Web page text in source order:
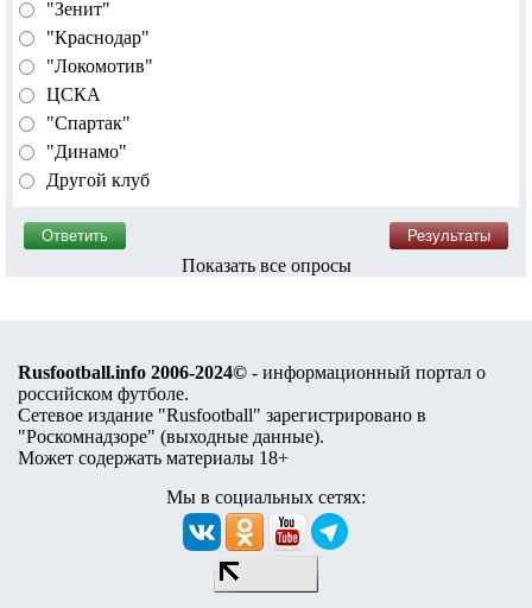
"Зенит"
"Краснодар"
"Локомотив"
ЦСКА
"Спартак"
"Динамо"
Другой клуб
Показать все опросы
Rusfootball.info 2006-2024© - информационный портал о
российском футболе.
Сетевое издание "Rusfootball" зарегистрировано в
"Роскомнадзоре" (выходные данные).
Может содержать материалы 18+
Мы в социальных сетях: